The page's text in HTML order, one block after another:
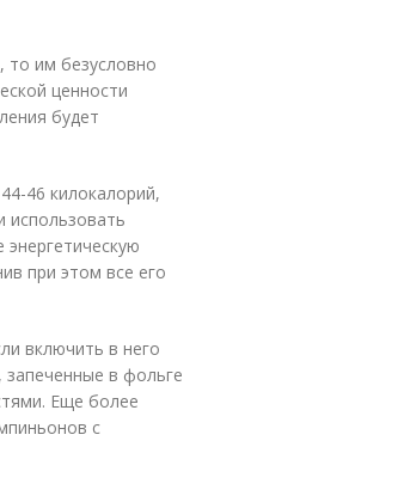
то им безусловно
ценности
будет
46 килокалорий,
использовать
при этом все его
включить в него
в фольге
Еще более
с